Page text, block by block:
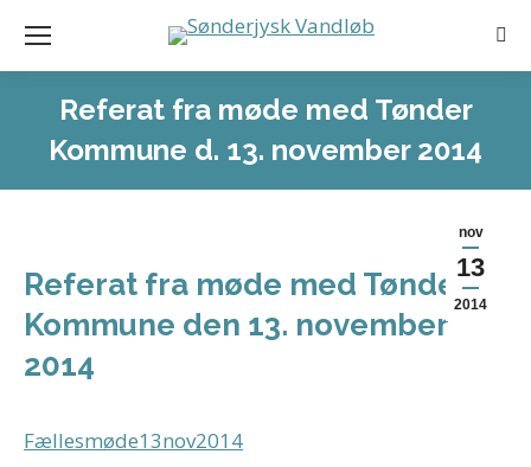
Referat fra møde med Tønder
Kommune d. 13. november 2014
nov
13
2014
Referat fra møde med Tønder
Kommune den 13. november
2014
Fællesmøde13nov2014